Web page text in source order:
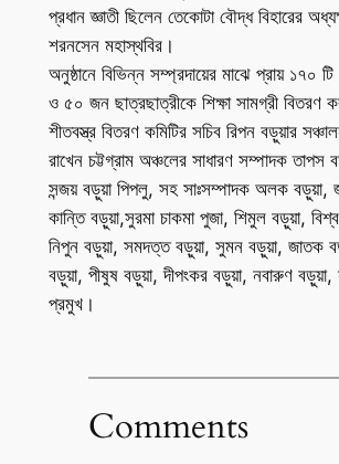
প্রধান জ্ঞাতী ছিলেন তেকোটা বৌদ্ধ বিহারের
শরনসেন মহাস্থবির।
অনুষ্ঠানে বিভিন্ন সম্প্রদায়ের মাঝে প্রায় ১৭০ টি
ও ৫০ জন ছাত্রছাত্রীকে শিক্ষা সামগ্রী বিতরণ
শীতবস্ত্র বিতরণ কমিটির সচিব রিপন বড়ুয়ার
রাখেন চট্টগ্রাম অঞ্চলের সাধারণ সম্পাদক তাপস
সন্জয় বড়ুয়া পিপলু, সহ সাঃসম্পাদক অলক বড়ুয়া,
কান্তি বড়ুয়া,সুরমা চাকমা পুজা, শিমুল বড়ুয়া,
নিপুন বড়ুয়া, সমদত্ত বড়ুয়া, সুমন বড়ুয়া, জাতক
বড়ুয়া, পীষুষ বড়ুয়া, দীপংকর বড়ুয়া, নবারুণ
প্রমুখ।
Comments